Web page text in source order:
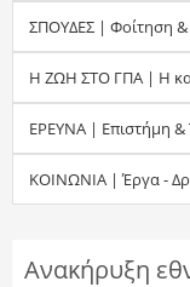
ΣΠΟΥΔΕΣ | Φοίτηση &
Η ΖΩΗ ΣΤΟ ΓΠΑ | Η
ΕΡΕΥΝΑ | Επιστήμη &
ΚΟΙΝΩΝΙΑ | Έργα -
Ανακήρυξη